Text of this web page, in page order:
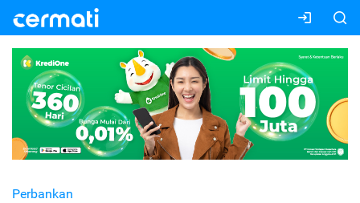
Perbankan